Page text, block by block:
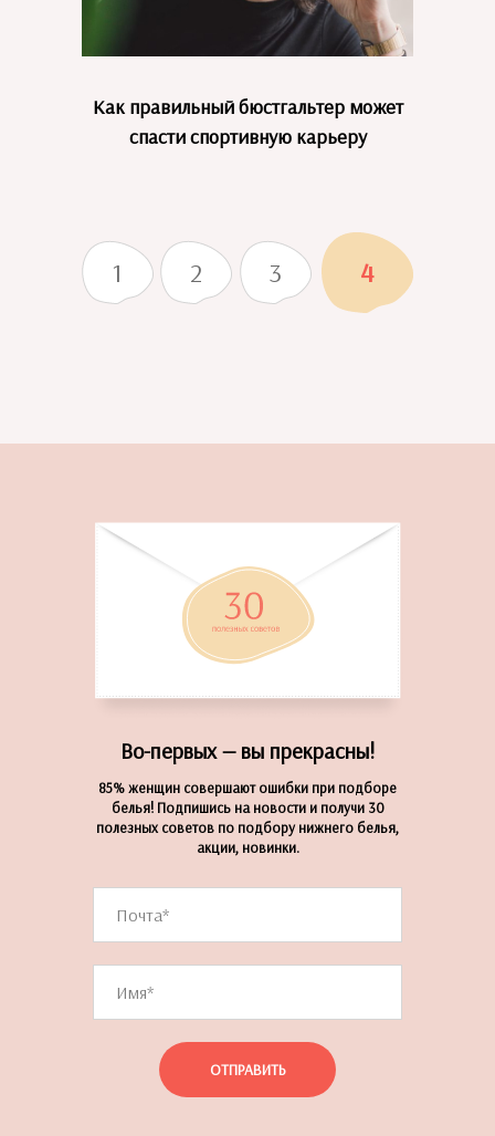
Как правильный бюстгальтер может
спасти спортивную карьеру
1 2 3 4
Во-первых — вы прекрасны!
85% женщин совершают ошибки при подборе
белья! Подпишись на новости и получи 30
полезных советов по подбору нижнего белья,
акции, новинки.
ОТПРАВИТЬ